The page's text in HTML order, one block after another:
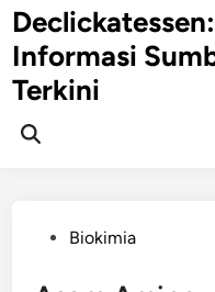
Skip
to
content
Informasi
Terkini
Open
PostedBiokimia